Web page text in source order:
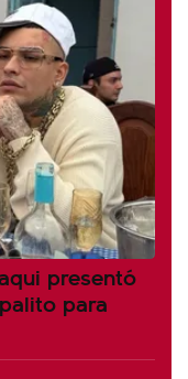
presentó
para